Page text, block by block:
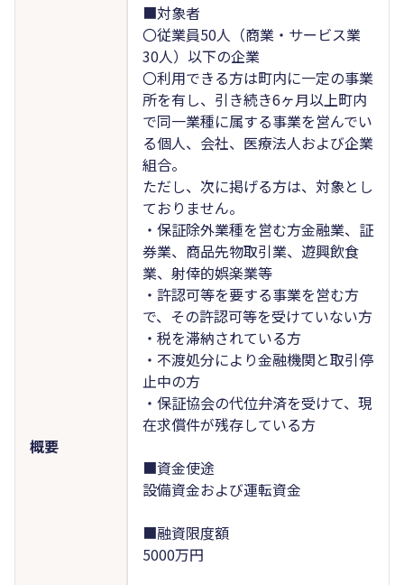
概要
■対象者
〇従業員50人（商業・サービス業
30人）以下の企業
〇利用できる方は町内に一定の事業
所を有し、引き続き6ヶ月以上町内
で同一業種に属する事業を営んでい
る個人、会社、医療法人および企業
組合。
ただし、次に掲げる方は、対象とし
ておりません。
・保証除外業種を営む方金融業、証
券業、商品先物取引業、遊興飲食
業、射倖的娯楽業等
・許認可等を要する事業を営む方
で、その許認可等を受けていない方
・税を滞納されている方
・不渡処分により金融機関と取引停
止中の方
・保証協会の代位弁済を受けて、現
在求償件が残存している方
■資金使途
設備資金および運転資金
■融資限度額
5000万円